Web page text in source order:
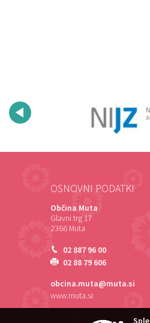
OSNOVNI PODATKI
Občina Muta
Glavni trg 17
2366 Muta
02 887 96 00
02 88 79 606
obcina.muta@muta.si
www.muta.si